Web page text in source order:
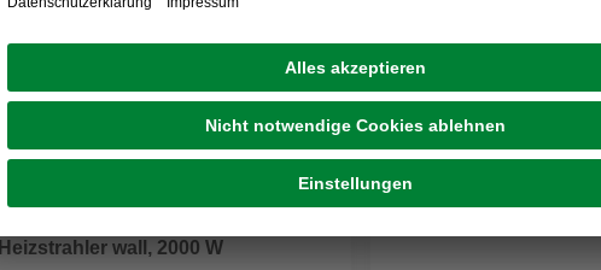
GRATIS VERSAND
Heizstrahler wall, 2000 W
CASAYA